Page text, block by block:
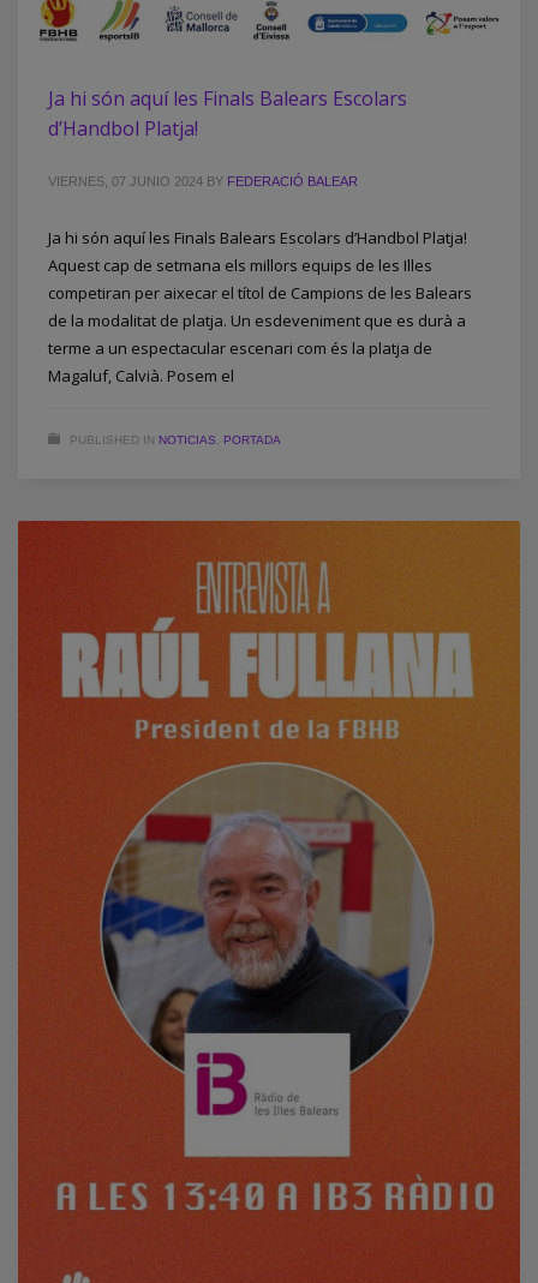
Ja hi són aquí les Finals Balears Escolars
d’Handbol Platja!
VIERNES, 07 JUNIO 2024 BY FEDERACIÓ BALEAR
Ja hi són aquí les Finals Balears Escolars d’Handbol Platja!
Aquest cap de setmana els millors equips de les Illes
competiran per aixecar el títol de Campions de les Balears
de la modalitat de platja. Un esdeveniment que es durà a
terme a un espectacular escenari com és la platja de
Magaluf, Calvià. Posem el
PUBLISHED IN NOTICIAS PORTADA